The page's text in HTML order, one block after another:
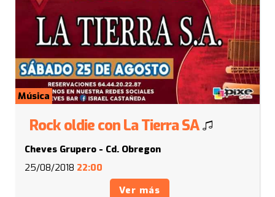
Música
Rock oldie con La Tierra SA
Cheves Grupero - Cd. Obregon
25/08/2018 22:00
Ver más